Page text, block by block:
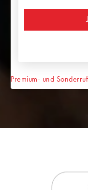
Premium- und